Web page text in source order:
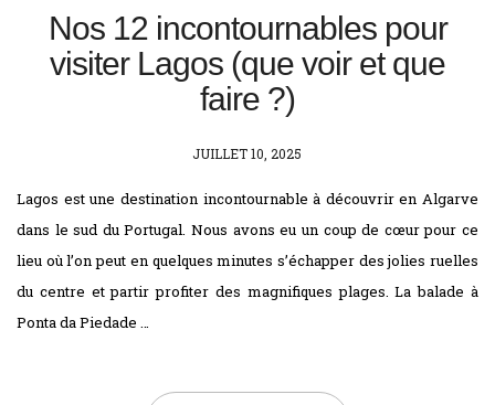
Nos 12 incontournables pour
visiter Lagos (que voir et que
faire ?)
POSTED
JUILLET 10, 2025
Lagos est une destination incontournable à découvrir en Algarve
dans le sud du Portugal. Nous avons eu un coup de cœur pour ce
lieu où l’on peut en quelques minutes s’échapper des jolies ruelles
du centre et partir profiter des magnifiques plages. La balade à
Ponta da Piedade …